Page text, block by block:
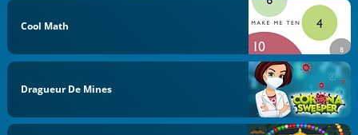
Cool Math
Dragueur De Mines